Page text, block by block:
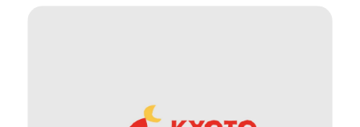
京都芸術センターってどんなところ？